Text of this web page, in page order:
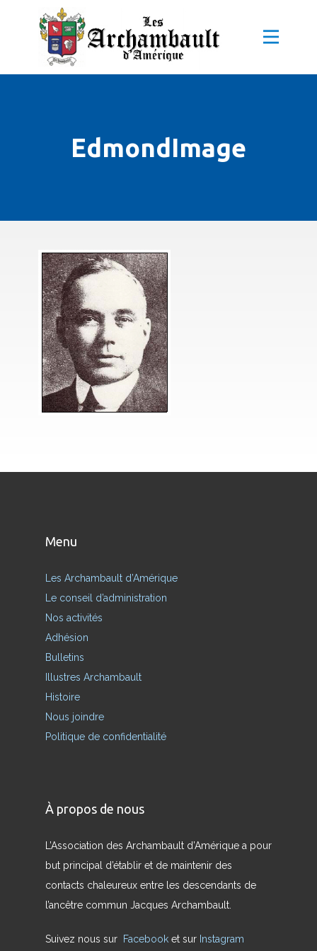
EdmondImage
Menu
Les Archambault d’Amérique
Le conseil d’administration
Nos activités
Adhésion
Bulletins
Illustres Archambault
Histoire
Nous joindre
Politique de confidentialité
À propos de nous
L’Association des Archambault d’Amérique a pour
but principal d’établir et de maintenir des
contacts chaleureux entre les descendants de
l’ancêtre commun Jacques Archambault.
Suivez nous sur Facebook et sur Instagram